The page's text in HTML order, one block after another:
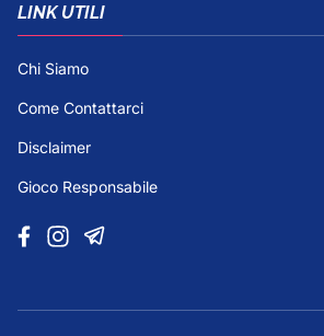
LINK UTILI
Chi Siamo
Come Contattarci
Disclaimer
Gioco Responsabile